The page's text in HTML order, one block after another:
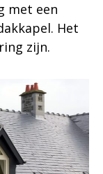
met een
Het
zijn.